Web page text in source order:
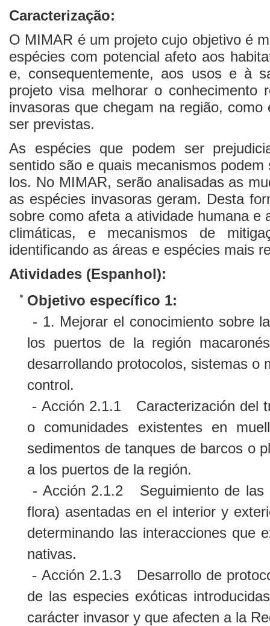
Caracterização:
O MIMAR é um projeto cujo objetivo é
espécies com potencial afeto aos
e, consequentemente, aos usos e à
projeto visa melhorar o conhecimento
invasoras que chegam na região,
ser previstas.
As espécies que podem ser
sentido são e quais mecanismos
los. No MIMAR, serão analisadas as
as espécies invasoras geram. Desta
sobre como afeta a atividade humana e
climáticas, e mecanismos de
identificando as áreas e espécies mais
Atividades (Espanhol):
Objetivo específico 1:
- 1. Mejorar el conocimiento sobre
los puertos de la región
desarrollando protocolos, sistemas o
control.
- Acción 2.1.1 Caracterización del
o comunidades existentes en
sedimentos de tanques de barcos o
a los puertos de la región.
- Acción 2.1.2 Seguimiento de las
flora) asentadas en el interior y
determinando las interacciones que
nativas.
- Acción 2.1.3 Desarrollo de
de las especies exóticas
carácter invasor y que afecten a la